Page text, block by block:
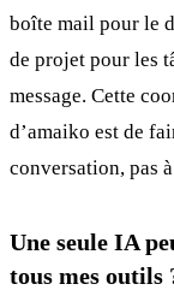
boîte mail pour le
de projet pour les
message. Cette
d’amaiko est de
conversation, pas
Une seule IA
tous mes outils